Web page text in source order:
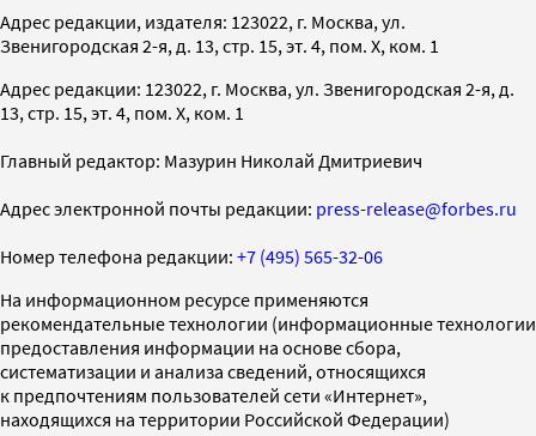
Адрес редакции, издателя: 123022, г. Москва, ул.
Звенигородская 2-я, д. 13, стр. 15, эт. 4, пом. X, ком. 1
Адрес редакции: 123022, г. Москва, ул. Звенигородская 2-я, д.
13, стр. 15, эт. 4, пом. X, ком. 1
Главный редактор: Мазурин Николай Дмитриевич
Адрес электронной почты редакции: press-release@forbes.ru
Номер телефона редакции: +7 (495) 565-32-06
На информационном ресурсе применяются
рекомендательные технологии (информационные технологии
предоставления информации на основе сбора,
систематизации и анализа сведений, относящихся
к предпочтениям пользователей сети «Интернет»,
находящихся на территории Российской Федерации)